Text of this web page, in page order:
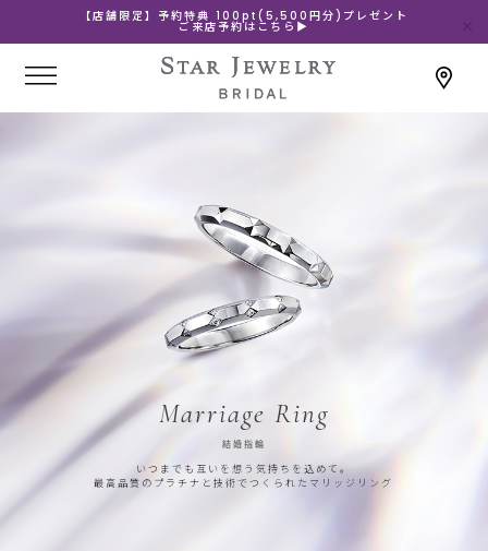
【店舗限定】予約特典 100pt(5,500円分)プレゼント
ご来店予約はこちら▶
Marriage Ring
結婚指輪
いつまでも互いを想う気持ちを込めて。
最高品質のプラチナと技術でつくられたマリッジリング